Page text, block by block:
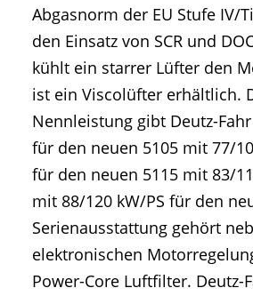
Abgasnorm der EU Stufe IV/
den Einsatz von SCR und
kühlt ein starrer Lüfter den
ist ein Viscolüfter erhältlich.
Nennleistung gibt Deutz-Fahr
für den neuen 5105 mit 77/
für den neuen 5115 mit 83/
mit 88/120 kW/PS für den
Serienausstattung gehört
elektronischen
Power-Core Luftfilter. Deutz-